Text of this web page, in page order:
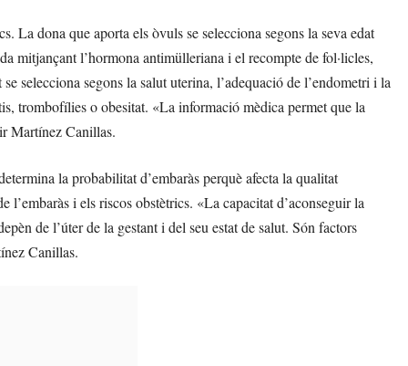
La dona que aporta els òvuls se selecciona segons la seva edat
mitjançant l’hormona antimülleriana i el recompte de fol·licles,
selecciona segons la salut uterina, l’adequació de l’endometri i la
trombofílies o obesitat. «La informació mèdica permet que la
Martínez Canillas.
la probabilitat d’embaràs perquè afecta la qualitat
i els riscos obstètrics. «La capacitat d’aconseguir la
de l’úter de la gestant i del seu estat de salut. Són factors
Canillas.